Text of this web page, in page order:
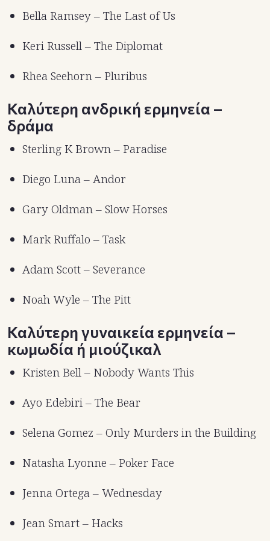
Bella Ramsey – The Last of Us
Keri Russell – The Diplomat
Rhea Seehorn – Pluribus
Καλύτερη ανδρική ερμηνεία –
δράμα
Sterling K Brown – Paradise
Diego Luna – Andor
Gary Oldman – Slow Horses
Mark Ruffalo – Task
Adam Scott – Severance
Noah Wyle – The Pitt
Καλύτερη γυναικεία ερμηνεία –
κωμωδία ή μιούζικαλ
Kristen Bell – Nobody Wants This
Ayo Edebiri – The Bear
Selena Gomez – Only Murders in the Building
Natasha Lyonne – Poker Face
Jenna Ortega – Wednesday
Jean Smart – Hacks